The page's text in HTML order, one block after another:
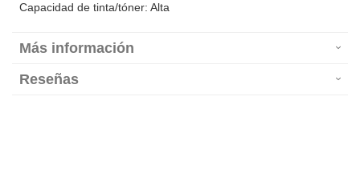
Capacidad de tinta/tóner: Alta
Más información
Reseñas